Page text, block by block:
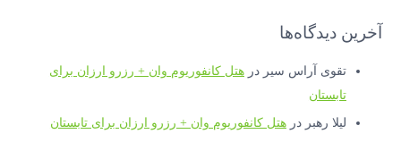
آخرین دیدگاه‌ها
تقوی آراس سیر درهتل کانفوریوم وان + رزرو ارزان برای
تابستان
لیلا رهبر درهتل کانفوریوم وان + رزرو ارزان برای تابستان